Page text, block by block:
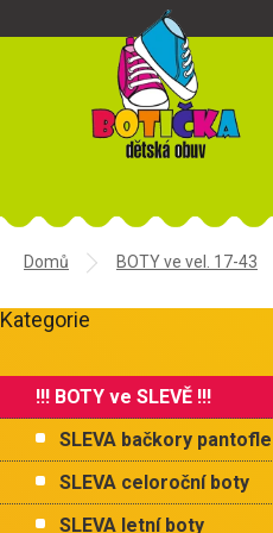
Domů BOTY ve vel. 17-43
o
t
n
í
Přeskočit
Kategorie
!!! BOTY ve SLEVĚ !!!
SLEVA bačkory pantofle
SLEVA celoroční boty
SLEVA letní boty